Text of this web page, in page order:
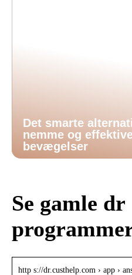
Det smarte
nemme og
bevægelser
Se gamle dr
http s://dr.custhelp.com › app ›